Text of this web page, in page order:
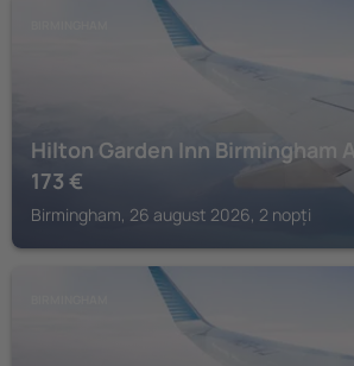
Hilton Garden Inn Birmingham
173 €
Birmingham, 26 august 2026, 2 nopți